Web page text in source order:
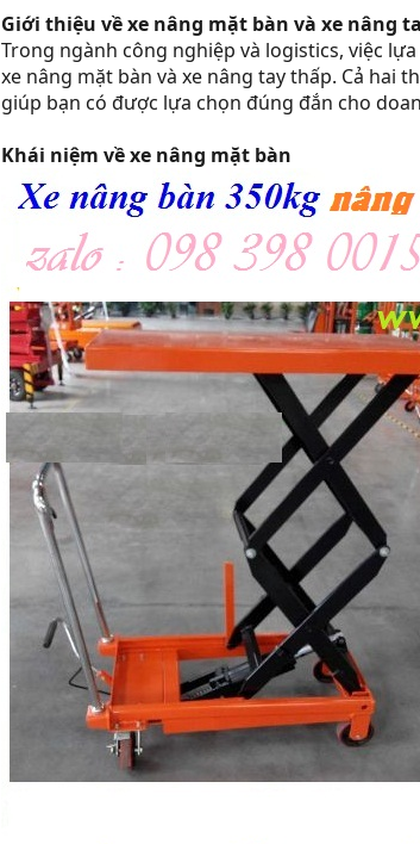
Giới thiệu về xe nâng mặt bàn và xe nâng
Trong ngành công nghiệp và logistics, việc
xe nâng mặt bàn và xe nâng tay thấp. Cả hai
giúp bạn có được lựa chọn đúng đắn cho
Khái niệm về xe nâng mặt bàn